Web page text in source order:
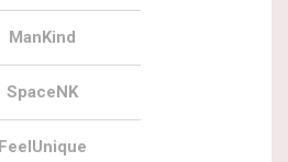
ManKind
SpaceNK
FeelUnique